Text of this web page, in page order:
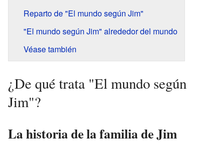
Reparto de "El mundo según Jim"
"El mundo según Jim" alrededor del mundo
Véase también
¿De qué trata "El mundo según
Jim"?
La historia de la familia de Jim